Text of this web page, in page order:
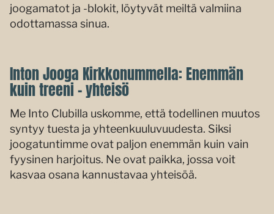
joogamatot ja -blokit, löytyvät meiltä valmiina
odottamassa sinua.
Inton Jooga Kirkkonummella: Enemmän
kuin treeni – yhteisö
Me Into Clubilla uskomme, että todellinen muutos
syntyy tuesta ja yhteenkuuluvuudesta. Siksi
joogatuntimme ovat paljon enemmän kuin vain
fyysinen harjoitus. Ne ovat paikka, jossa voit
kasvaa osana kannustavaa yhteisöä.